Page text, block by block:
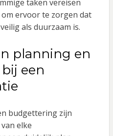
taken vereisen
ervoor te zorgen dat
als duurzaam is.
planning en
een
budgettering zijn
elke